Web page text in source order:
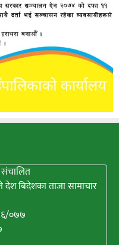
संचालित
बिदेशका ताजा सामाचार
०७७